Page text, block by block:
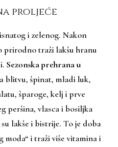
proljeće
i zelenog. Nakon
prirodno traži lakšu hranu
Sezonska prehrana u
blitvu, špinat, mladi luk,
šparoge, kelj i prve
peršina, vlasca i bosiljka
lakše i bistrije. To je doba
moda“ i traži više vitamina i